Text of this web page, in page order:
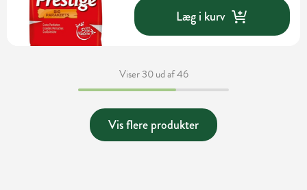
Læg i kurv
Viser 30 ud af 46
Vis flere produkter